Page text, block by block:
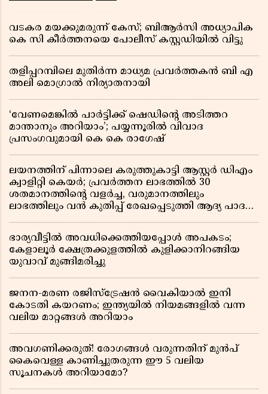
വടകര മയക്കുമരുന്ന് കേസ്; ബിആർസി അധ്യാപിക
കെ സി കീർത്തനയെ പോലീസ് കസ്റ്റഡിയിൽ വിട്ടു
തളിപ്പറമ്പിലെ മുതിർന്ന മാധ്യമ പ്രവർത്തകൻ ബി എ
അലി മൊഗ്രാൽ നിര്യാതനായി
‘വേണമെങ്കിൽ പാർട്ടിക്ക് ഷെഡിൻ്റെ അടിത്തറ
മാന്താനും അറിയാം’; പയ്യന്നൂരിൽ വിവാദ
പ്രസംഗവുമായി കെ കെ രാഗേഷ്
ലയനത്തിന് പിന്നാലെ കരുത്തുകാട്ടി ആസ്റ്റർ ഡിഎം
ക്വാളിറ്റി കെയർ; പ്രവർത്തന ലാഭത്തിൽ 30
ശതമാനത്തിൻ്റെ വളർച്ച, വരുമാനത്തിലും
ലാഭത്തിലും വൻ കുതിപ്പ് രേഖപ്പെടുത്തി ആദ്യ പാദ
ഭാര്യവീട്ടിൽ അവധിക്കെത്തിയപ്പോൾ അപകടം;
കേളാലൂർ ക്ഷേത്രക്കുളത്തിൽ കുളിക്കാനിറങ്ങിയ
യുവാവ് മുങ്ങിമരിച്ചു
ജനന-മരണ രജിസ്ട്രേഷൻ വൈകിയാൽ ഇനി
കോടതി കയറണം; ഇന്ത്യയിൽ നിയമങ്ങളിൽ വന്ന
വലിയ മാറ്റങ്ങൾ അറിയാം
അവഗണിക്കരുത്! രോഗങ്ങൾ വരുന്നതിന് മുൻപ്
കൈവെള്ള കാണിച്ചുതരുന്ന ഈ 5 വലിയ
സൂചനകൾ അറിയാമോ?